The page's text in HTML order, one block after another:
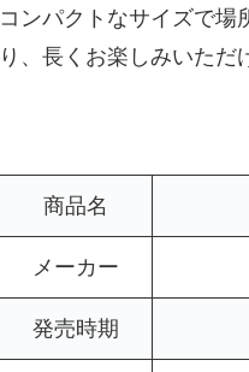
コンパクトなサイズで場
り、長くお楽しみいただ
商品名 ム
メーカー
発売時期